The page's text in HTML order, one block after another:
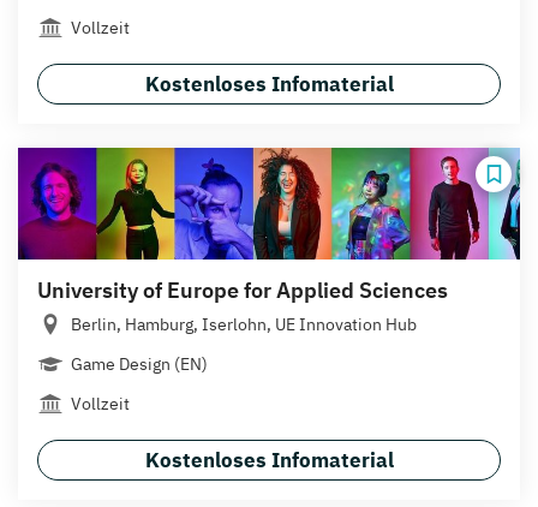
Vollzeit
Kostenloses Infomaterial
University of Europe for Applied Sciences
Berlin, Hamburg, Iserlohn, UE Innovation Hub
Game Design (EN)
Vollzeit
Kostenloses Infomaterial